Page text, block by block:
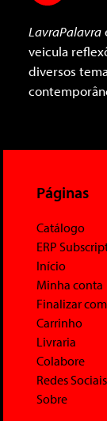
LavraPalavra
veicula
diversos
Páginas
Catálogo
ERP
Início
Minha conta
Finalizar
Carrinho
Livraria
Colabore
Redes Sociais
Sobre